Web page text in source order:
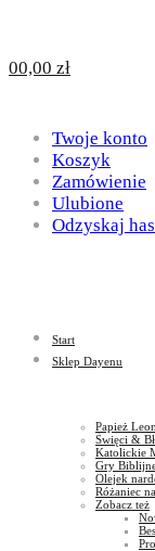
for
God
DAYENU
Design
God
00,00 zł
Twoje konto
Koszyk
Zamówienie
Ulubione
Odzyskaj
Start
Sklep Dayenu
Papież
Święci &
Katolickie
Gry
Olejek
Różaniec
Zobacz też